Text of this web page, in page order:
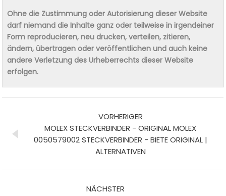
Ohne die Zustimmung oder Autorisierung dieser Website
darf niemand die Inhalte ganz oder teilweise in irgendeiner
Form reproducieren, neu drucken, verteilen, zitieren,
ändern, übertragen oder veröffentlichen und auch keine
andere Verletzung des Urheberrechts dieser Website
erfolgen.
VORHERIGER
MOLEX STECKVERBINDER - ORIGINAL MOLEX
0050579002 STECKVERBINDER - BIETE ORIGINAL |
ALTERNATIVEN
NÄCHSTER